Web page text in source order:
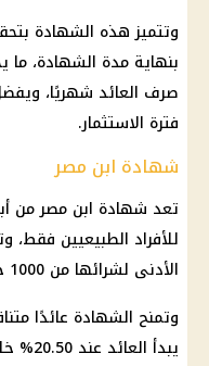
بنهاية مدة الشهادة، ما
صرف العائد شهريًا،
فترة الاستثمار.
شهادة ابن مصر
تعد شهادة ابن مصر من
الأدنى لشرائها من 1000 جنيه ومضاعفاتها.
وتمنح الشهادة عائدًا
يبدأ